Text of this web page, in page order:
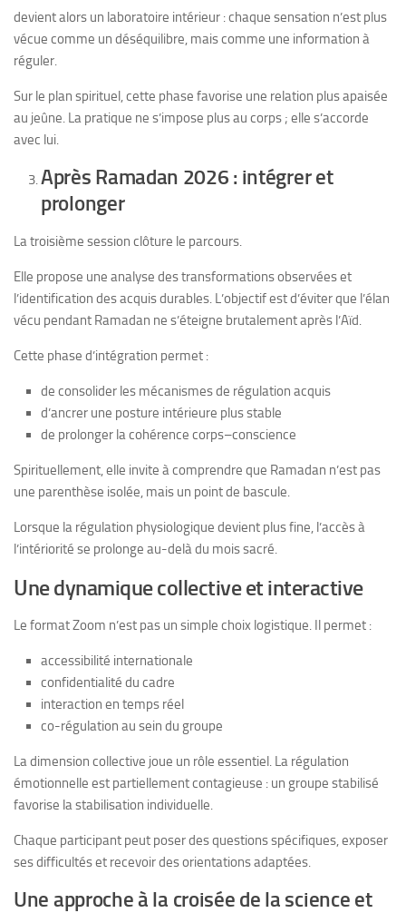
devient alors un laboratoire intérieur : chaque sensation n’est plus
vécue comme un déséquilibre, mais comme une information à
réguler.
Sur le plan spirituel, cette phase favorise une relation plus apaisée
au jeûne. La pratique ne s’impose plus au corps ; elle s’accorde
avec lui.
Après Ramadan 2026 : intégrer et
prolonger
La troisième session clôture le parcours.
Elle propose une analyse des transformations observées et
l’identification des acquis durables. L’objectif est d’éviter que l’élan
vécu pendant Ramadan ne s’éteigne brutalement après l’Aïd.
Cette phase d’intégration permet :
de consolider les mécanismes de régulation acquis
d’ancrer une posture intérieure plus stable
de prolonger la cohérence corps–conscience
Spirituellement, elle invite à comprendre que Ramadan n’est pas
une parenthèse isolée, mais un point de bascule.
Lorsque la régulation physiologique devient plus fine, l’accès à
l’intériorité se prolonge au-delà du mois sacré.
Une dynamique collective et interactive
Le format Zoom n’est pas un simple choix logistique. Il permet :
accessibilité internationale
confidentialité du cadre
interaction en temps réel
co-régulation au sein du groupe
La dimension collective joue un rôle essentiel. La régulation
émotionnelle est partiellement contagieuse : un groupe stabilisé
favorise la stabilisation individuelle.
Chaque participant peut poser des questions spécifiques, exposer
ses difficultés et recevoir des orientations adaptées.
Une approche à la croisée de la science et